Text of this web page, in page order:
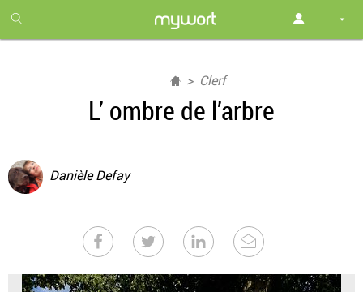
month
free
Clerf
L’ ombre de l’arbre
Danièle Defay